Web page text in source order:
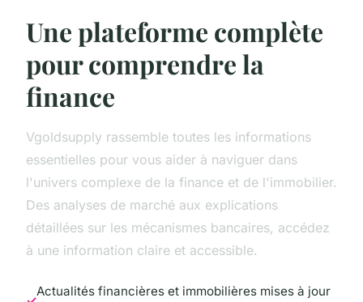
Une plateforme complète
pour comprendre la
finance
Vgoldsupply rassemble toutes les informations
essentielles pour vous aider à naviguer dans
l'univers complexe de la finance et de l'immobilier.
Des analyses de marché aux explications
détaillées sur les mécanismes bancaires, accédez
à une information claire et accessible.
Actualités financières et immobilières mises à jour